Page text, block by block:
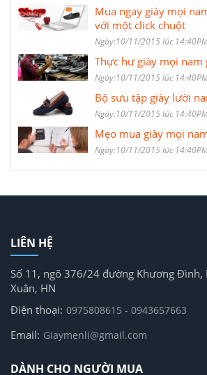
Mua ngay giày mọi
với một click chuột
Ngày:10/11/2015 lúc
Thực hư giày mọi nam
Ngày:10/11/2015 lúc
Bộ sưu tập giày lười
Ngày:10/11/2015 lúc
Mẹo mua giày mọi
Ngày:10/11/2015 lúc
LIÊN HỆ
Số 11, ngõ 376/24 đường Khương Đình,
Xuân, HN
Điện thoại: 0975808615 - 0943657663
Email: Giaymenli@gmail.com
DÀNH CHO NGƯỜI MUA